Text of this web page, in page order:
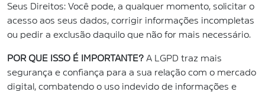
Seus Direitos: Você pode, a qualquer momento, solicitar o
acesso aos seus dados, corrigir informações incompletas
ou pedir a exclusão daquilo que não for mais necessário.
POR QUE ISSO É IMPORTANTE? A LGPD traz mais
segurança e confiança para a sua relação com o mercado
digital, combatendo o uso indevido de informações e